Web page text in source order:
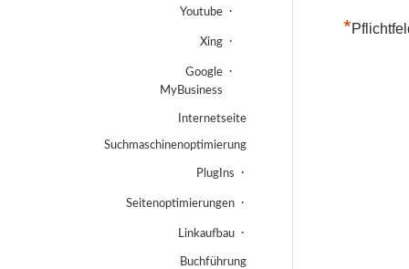
*
Youtube
Xing
Google
MyBusiness
Internetseite
Suchmaschinenoptimierung
PlugIns
Seitenoptimierungen
Linkaufbau
Buchführung